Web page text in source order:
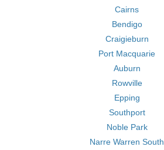
Cairns
Bendigo
Craigieburn
Port Macquarie
Auburn
Rowville
Epping
Southport
Noble Park
Narre Warren South